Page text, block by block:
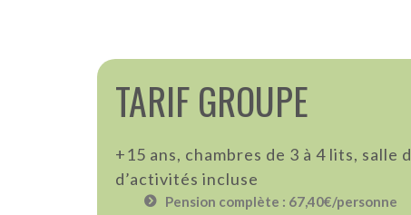
TARIF GROUPE
+15 ans, chambres de 3 à 4 lits, salle
d’activités incluse
Pension complète : 67,40€/personne